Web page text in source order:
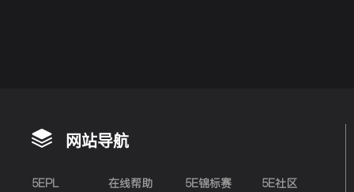
网站导航
5EPL 在线帮助 5E锦标赛 5E社区